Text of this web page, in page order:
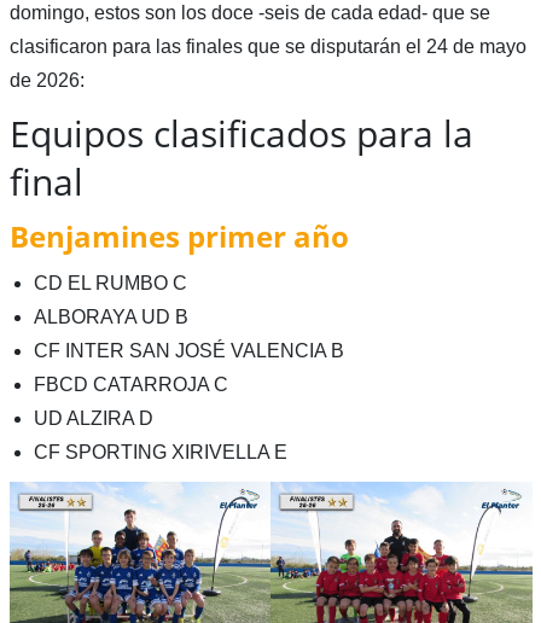
domingo, estos son los doce -seis de cada edad- que se
clasificaron para las finales que se disputarán el 24 de mayo
de 2026:
Equipos clasificados para la
final
Benjamines primer año
CD EL RUMBO C
ALBORAYA UD B
CF INTER SAN JOSÉ VALENCIA B
FBCD CATARROJA C
UD ALZIRA D
CF SPORTING XIRIVELLA E